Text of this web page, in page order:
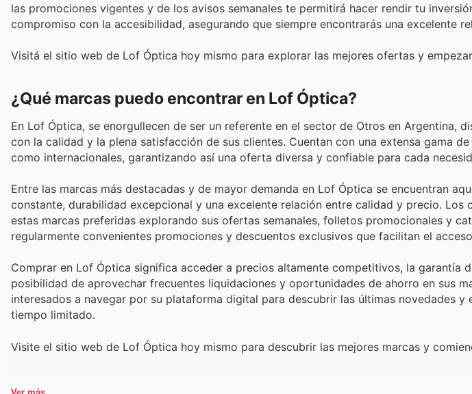
las promociones vigentes y de los avisos semanales te permitirá hacer rendir tu
compromiso con la accesibilidad, asegurando que siempre encontrarás una excelente
Visitá el sitio web de Lof Óptica hoy mismo para explorar las mejores ofertas y
¿Qué marcas puedo encontrar en Lof Óptica?
En Lof Óptica, se enorgullecen de ser un referente en el sector de Otros en Argentina,
con la calidad y la plena satisfacción de sus clientes. Cuentan con una extensa gama
como internacionales, garantizando así una oferta diversa y confiable para cada
Entre las marcas más destacadas y de mayor demanda en Lof Óptica se encuentran
constante, durabilidad excepcional y una excelente relación entre calidad y precio. Los
estas marcas preferidas explorando sus ofertas semanales, folletos promocionales y
regularmente convenientes promociones y descuentos exclusivos que facilitan el
Comprar en Lof Óptica significa acceder a precios altamente competitivos, la garantía
posibilidad de aprovechar frecuentes liquidaciones y oportunidades de ahorro en sus
interesados a navegar por su plataforma digital para descubrir las últimas novedades
tiempo limitado.
Visite el sitio web de Lof Óptica hoy mismo para descubrir las mejores marcas y